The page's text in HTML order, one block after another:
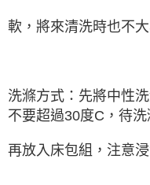
軟，將來清洗時也不
洗滌方式：先將中性
不要超過30度C，待
再放入床包組，注意